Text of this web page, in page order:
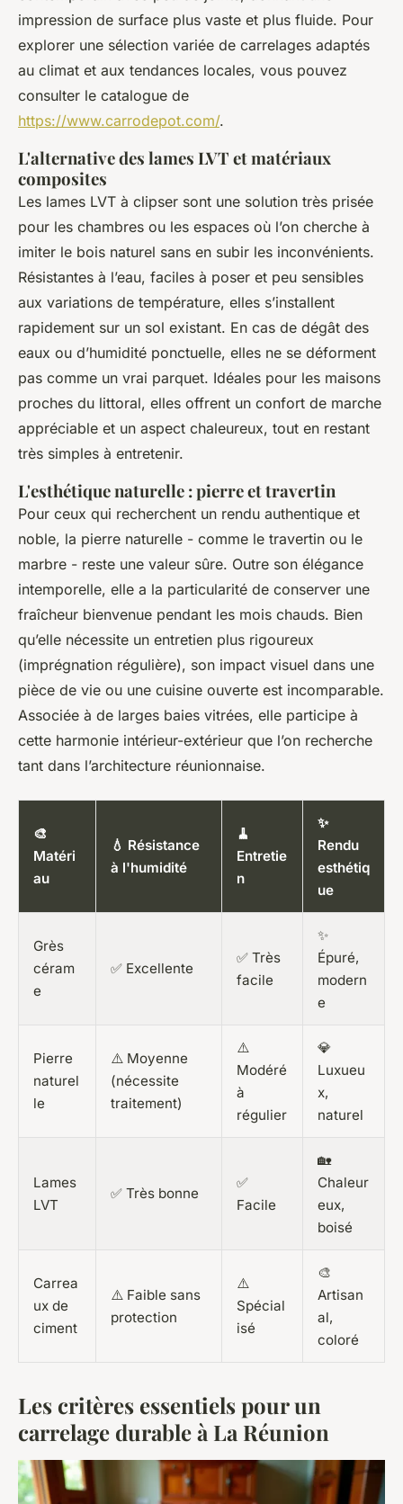
impression de surface plus vaste et plus fluide. Pour
explorer une sélection variée de carrelages adaptés
au climat et aux tendances locales, vous pouvez
consulter le catalogue de
https://www.carrodepot.com/.
L'alternative des lames LVT et matériaux
composites
Les lames LVT à clipser sont une solution très prisée
pour les chambres ou les espaces où l’on cherche à
imiter le bois naturel sans en subir les inconvénients.
Résistantes à l’eau, faciles à poser et peu sensibles
aux variations de température, elles s’installent
rapidement sur un sol existant. En cas de dégât des
eaux ou d’humidité ponctuelle, elles ne se déforment
pas comme un vrai parquet. Idéales pour les maisons
proches du littoral, elles offrent un confort de marche
appréciable et un aspect chaleureux, tout en restant
très simples à entretenir.
L'esthétique naturelle : pierre et travertin
Pour ceux qui recherchent un rendu authentique et
noble, la pierre naturelle - comme le travertin ou le
marbre - reste une valeur sûre. Outre son élégance
intemporelle, elle a la particularité de conserver une
fraîcheur bienvenue pendant les mois chauds. Bien
qu’elle nécessite un entretien plus rigoureux
(imprégnation régulière), son impact visuel dans une
pièce de vie ou une cuisine ouverte est incomparable.
Associée à de larges baies vitrées, elle participe à
cette harmonie intérieur-extérieur que l’on recherche
tant dans l’architecture réunionnaise.
🎨
Matéri
au
💧 Résistance
à l'humidité
🧹
Entretie
n
✨
Rendu
esthétiq
ue
Grès
céram
e
✅ Excellente
✅ Très
facile
✨
Épuré,
modern
e
Pierre
naturel
le
⚠️ Moyenne
(nécessite
traitement)
⚠️
Modéré
à
régulier
💎
Luxueu
x,
naturel
Lames
LVT
✅ Très bonne
✅
Facile
🏡
Chaleur
eux,
boisé
Carrea
ux de
ciment
⚠️ Faible sans
protection
⚠️
Spécial
isé
🎨
Artisan
al,
coloré
Les critères essentiels pour un
carrelage durable à La Réunion